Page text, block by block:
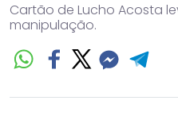
Cartão de Lucho Acosta
manipulação.